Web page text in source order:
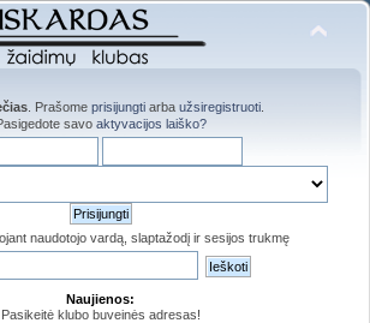
. Prašomeprisijungti arbaužsiregistruoti
savo aktyvacijos laiško?
naudotojo vardą, slaptažodį ir sesijos trukmę
Naujienos:
Pasikeitė klubo buveinės adresas!